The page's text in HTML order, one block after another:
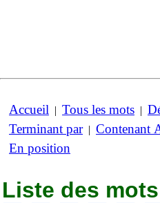
Accueil | Tous les mots |
Terminant par| Contenant
En position
Liste des